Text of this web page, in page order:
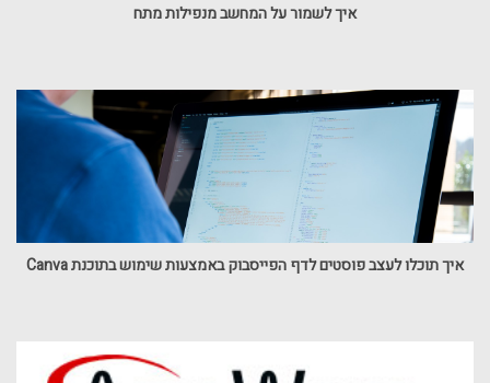
איך לשמור על המחשב מנפילות מתח
איך תוכלו לעצב פוסטים לדף הפייסבוק באמצעות שימוש בתוכנת Canva